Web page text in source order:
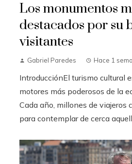
Los monumentos
destacados por su
visitantes
Gabriel Paredes Hace 1
IntroducciónEl turismo cultural
motores más poderosos de la
Cada año, millones de viajeros
para contemplar de cerca